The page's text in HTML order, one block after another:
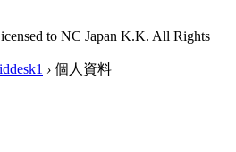
to NC Japan K.K. All Rights
› 個人資料